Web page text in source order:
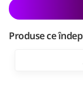
Produse ce